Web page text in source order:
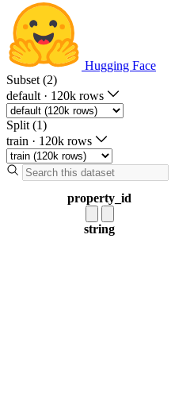
Hugging Face
Subset (2)
default · 120k rows
Split (1)
train · 120k rows
property_id
string